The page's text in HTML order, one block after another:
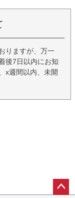
りますが、万一
後7日以内にお知
x週間以内、未開